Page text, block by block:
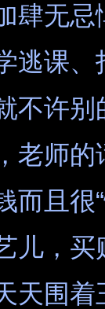
肆无忌
逃课、
不许别
老师
而且很
儿，买
天围